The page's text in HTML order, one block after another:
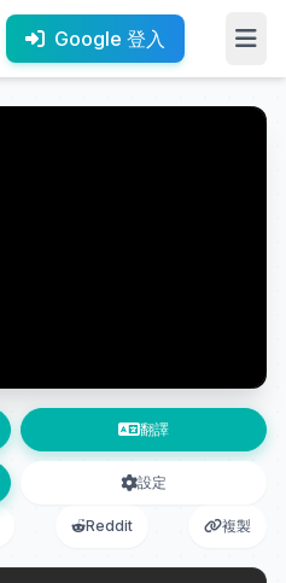
Google 登入
翻譯
設定
Reddit 複製